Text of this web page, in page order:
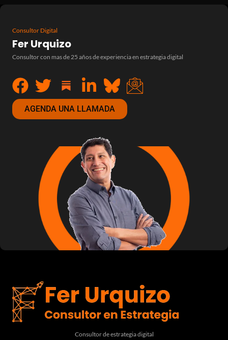
Consultor Digital
Fer Urquizo
Consultor con mas de 25 años de experiencia en estrategia digital
AGENDA UNA LLAMADA
Consultor de estrategia digital